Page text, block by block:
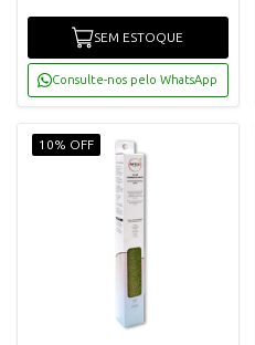
SEM ESTOQUE
Consulte-nos pelo WhatsApp
10% OFF